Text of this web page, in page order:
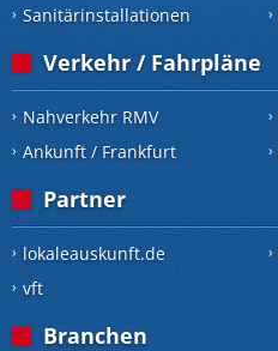
Sanitärinstallationen
Verkehr / Fahrpläne
Nahverkehr RMV
Ankunft / Frankfurt
Partner
lokaleauskunft.de
vft
Branchen